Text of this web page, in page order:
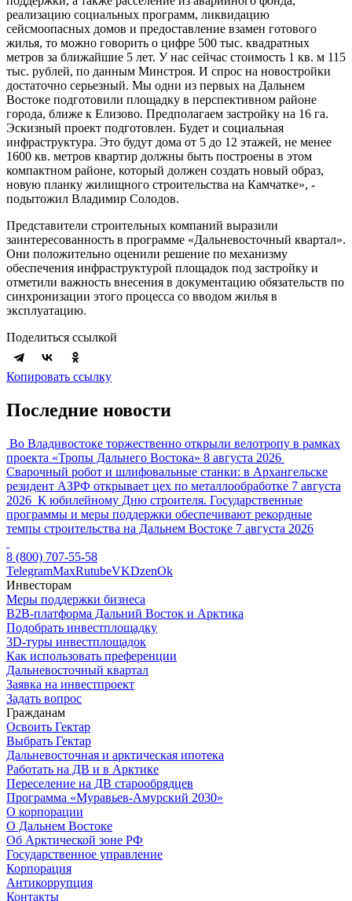
реализацию социальных программ, ликвидацию
сейсмоопасных домов и предоставление взамен готового
жилья, то можно говорить о цифре 500 тыс. квадратных
метров за ближайшие 5 лет. У нас сейчас стоимость 1 кв. м 115
тыс. рублей, по данным Минстроя. И спрос на новостройки
достаточно серьезный. Мы одни из первых на Дальнем
Востоке подготовили площадку в перспективном районе
города, ближе к Елизово. Предполагаем застройку на 16 га.
Эскизный проект подготовлен. Будет и социальная
инфраструктура. Это будут дома от 5 до 12 этажей, не менее
1600 кв. метров квартир должны быть построены в этом
компактном районе, который должен создать новый образ,
новую планку жилищного строительства на Камчатке», -
подытожил Владимир Солодов.
Представители строительных компаний выразили
заинтересованность в программе «Дальневосточный квартал».
Они положительно оценили решение по механизму
обеспечения инфраструктурой площадок под застройку и
отметили важность внесения в документацию обязательств по
синхронизации этого процесса со вводом жилья в
эксплуатацию.
Поделиться ссылкой
Копировать ссылку
Последние новости
Во Владивостоке торжественно открыли велотропу в рамках
проекта «Тропы Дальнего Востока» 8 августа 2026
Сварочный робот и шлифовальные станки: в Архангельске
резидент АЗРФ открывает цех по металлообработке 7 августа
2026 К юбилейному Дню строителя. Государственные
программы и меры поддержки обеспечивают рекордные
темпы строительства на Дальнем Востоке 7 августа 2026
8 (800) 707-55-58
TelegramMaxRutubeVKDzenOk
Инвесторам
Меры поддержки бизнеса
B2B-платформа Дальний Восток и Арктика
Подобрать инвестплощадку
3D-туры инвестплощадок
Как использовать преференции
Дальневосточный квартал
Заявка на инвестпроект
Задать вопрос
Гражданам
Освоить Гектар
Выбрать Гектар
Дальневосточная и арктическая ипотека
Работать на ДВ и в Арктике
Переселение на ДВ старообрядцев
Программа «Муравьев-Амурский 2030»
О корпорации
О Дальнем Востоке
Об Арктической зоне РФ
Государственное управление
Корпорация
Антикоррупция
Контакты